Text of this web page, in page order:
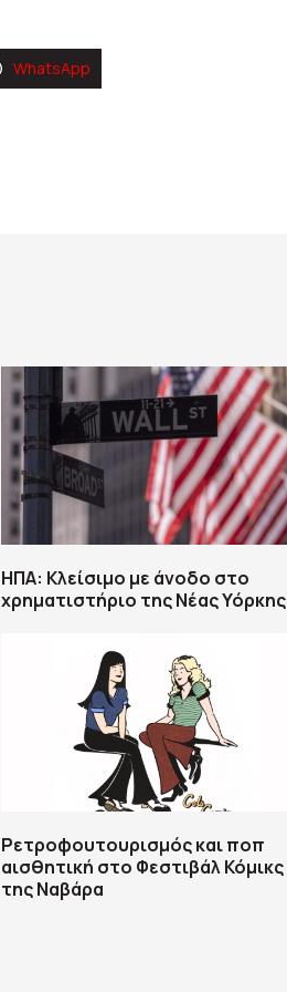
WhatsApp
ΗΠΑ: Κλείσιμο με άνοδο στο
χρηματιστήριο της Νέας Υόρκης
Ρετροφουτουρισμός και ποπ
αισθητική στο Φεστιβάλ Κόμικς
της Ναβάρα